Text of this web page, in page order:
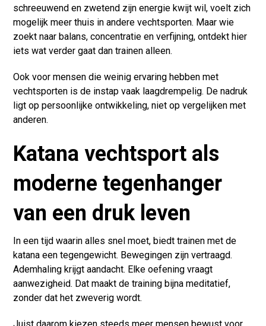
schreeuwend en zwetend zijn energie kwijt wil, voelt zich
mogelijk meer thuis in andere vechtsporten. Maar wie
zoekt naar balans, concentratie en verfijning, ontdekt hier
iets wat verder gaat dan trainen alleen.
Ook voor mensen die weinig ervaring hebben met
vechtsporten is de instap vaak laagdrempelig. De nadruk
ligt op persoonlijke ontwikkeling, niet op vergelijken met
anderen.
Katana vechtsport als
moderne tegenhanger
van een druk leven
In een tijd waarin alles snel moet, biedt trainen met de
katana een tegengewicht. Bewegingen zijn vertraagd.
Ademhaling krijgt aandacht. Elke oefening vraagt
aanwezigheid. Dat maakt de training bijna meditatief,
zonder dat het zweverig wordt.